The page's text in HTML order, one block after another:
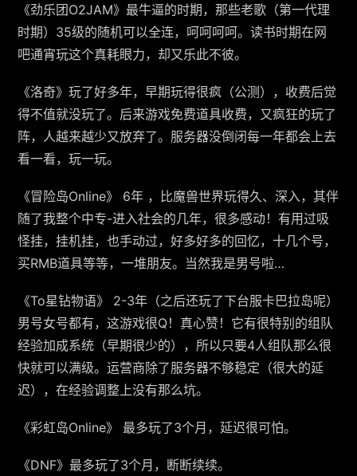
《劲乐团O2JAM》最牛逼的时期，那些老歌（第一代理
时期）35级的随机可以全连，呵呵呵呵。读书时期在网
吧通宵玩这个真耗眼力，却又乐此不彼。
《洛奇》玩了好多年，早期玩得很疯（公测），收费后觉
得不值就没玩了。后来游戏免费道具收费，又疯狂的玩了
阵，人越来越少又放弃了。服务器没倒闭每一年都会上去
看一看，玩一玩。
《冒险岛Online》 6年 ，比魔兽世界玩得久、深入，其伴
随了我整个中专-进入社会的几年，很多感动！有用过吸
怪挂，挂机挂，也手动过，好多好多的回忆，十几个号，
买RMB道具等等，一堆朋友。当然我是男号啦…
《To星钻物语》 2-3年（之后还玩了下台服卡巴拉岛呢）
男号女号都有，这游戏很Q！真心赞！它有很特别的组队
经验加成系统（早期很少的），所以只要4人组队那么很
快就可以满级。运营商除了服务器不够稳定（很大的延
迟），在经验调整上没有那么坑。
《彩虹岛Online》 最多玩了3个月，延迟很可怕。
《DNF》最多玩了3个月，断断续续。